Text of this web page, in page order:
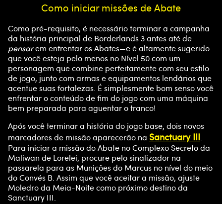
Como iniciar missões de Abate
Como pré-requisito, é necessário terminar a campanha
da história principal de Borderlands 3 antes até de
pensarem enfrentar os Abates—e é altamente sugerido
que você esteja pelo menos no Nível 50 com um
personagem que combine perfeitamente com seu estilo
de jogo, junto com armas e equipamentos lendários que
acentue suas fortalezas. É simplesmente bom senso você
enfrentar o conteúdo de fim do jogo com uma máquina
bem preparada para aguentar o tranco!
Após você terminar a história do jogo base, dois novos
marcadores de missão aparecerão na Sanctuary III.
Para iniciar a missão do Abate no Complexo Secreto da
Maliwan de Lorelei, procure pelo sinalizador na
passarela para as Munições do Marcus no nível do meio
do Convés B. Assim que você aceitar a missão, ajuste
Moledro da Meia-Noite como próximo destino da
Sanctuary III.